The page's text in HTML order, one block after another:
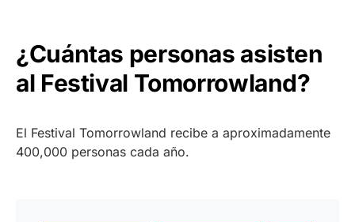
¿Cuántas personas asisten
al Festival Tomorrowland?
El Festival Tomorrowland recibe a aproximadamente
400,000 personas cada año.